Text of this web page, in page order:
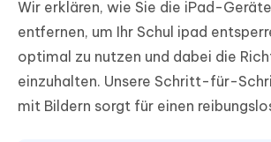
Wir erklären, wie Sie die iPad-
entfernen, um Ihr Schul ipad
optimal zu nutzen und dabei die
einzuhalten. Unsere Schritt-für-
mit Bildern sorgt für einen